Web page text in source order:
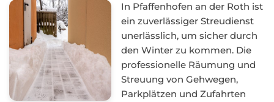
In Pfaffenhofen an der Roth ist
ein zuverlässiger Streudienst
unerlässlich, um sicher durch
den Winter zu kommen. Die
professionelle Räumung und
Streuung von Gehwegen,
Parkplätzen und Zufahrten